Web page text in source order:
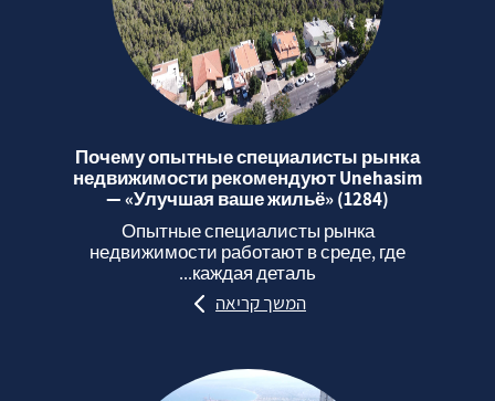
Почему опытные специалисты рынка
недвижимости рекомендуют Unehasim
— «Улучшая ваше жильё» (1284)
Опытные специалисты рынка
недвижимости работают в среде, где
каждая деталь...
המשך קריאה